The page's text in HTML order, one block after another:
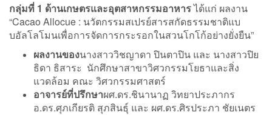
กลุ่มที่ 1 ด้านเกษตรและอุตสาหกรรมอาหารได้แก่ ผลงาน
“Cacao Allocue : นวัตกรรมสเปรย์สารสกัดธรรมชาติแบ
บอัลโลโมนเพื่อการจัดการกระรอกในสวนโกโก้อย่างยั่งยืน”
ผลงานของนางสาววิชญาดา ปินตาปิน และ นางสาวปิย
ธิดา ธิสาระ นักศึกษาสาขาวิศวกรรมโยธาและสิ่ง
แวดล้อม คณะ วิศวกรรมศาสตร์
อาจารย์ที่ปรึกษาผศ.ดร.ชินานาฏ วิทยาประภากร
อ.ดร.ศุภเกียรติ สุภสินธุ์ และ ผศ.ดร.ศิรประภา ชัยเนตร